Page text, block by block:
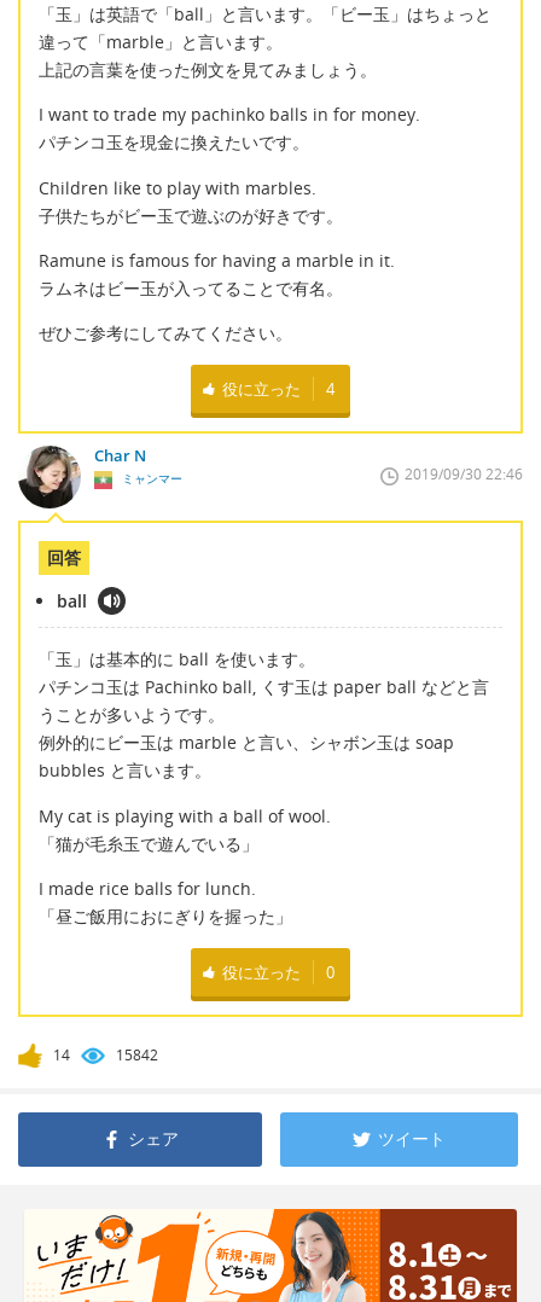
「玉」は英語で「ball」と言います。「ビー玉」はちょっと
違って「marble」と言います。
上記の言葉を使った例文を見てみましょう。
I want to trade my pachinko balls in for money.
パチンコ玉を現金に換えたいです。
Children like to play with marbles.
子供たちがビー玉で遊ぶのが好きです。
Ramune is famous for having a marble in it.
ラムネはビー玉が入ってることで有名。
ぜひご参考にしてみてください。
役に立った 4
Char N
ミャンマー 2019/09/30 22:46
回答
ball
「玉」は基本的に ball を使います。
パチンコ玉は Pachinko ball, くす玉は paper ball などと言
うことが多いようです。
例外的にビー玉は marble と言い、シャボン玉は soap
bubbles と言います。
My cat is playing with a ball of wool.
「猫が毛糸玉で遊んでいる」
I made rice balls for lunch.
「昼ご飯用におにぎりを握った」
役に立った 0
14 15842
シェア ツイート